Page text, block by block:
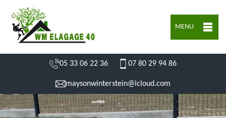
MENU
05 33 06 22 36 07 80 29 94 86
maysonwinterstein@icloud.com